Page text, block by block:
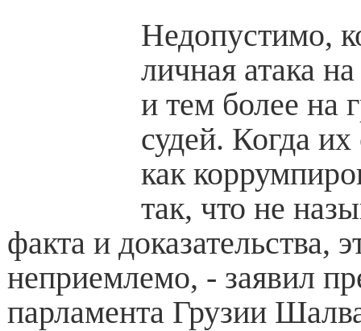
Недопустимо,
личная атака
и тем более на
судей. Когда
как
так, что не
факта и доказательства,
неприемлемо, - заявил
парламента Грузии